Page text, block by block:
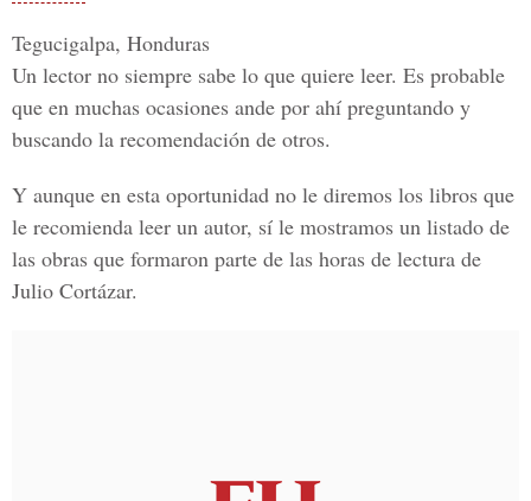
Tegucigalpa, Honduras
Un lector no siempre sabe lo que quiere leer. Es probable
que en muchas ocasiones ande por ahí preguntando y
buscando la recomendación de otros.
Y aunque en esta oportunidad no le diremos los libros que
le recomienda leer un autor, sí le mostramos un listado de
las obras que formaron parte de las horas de lectura de
Julio Cortázar.